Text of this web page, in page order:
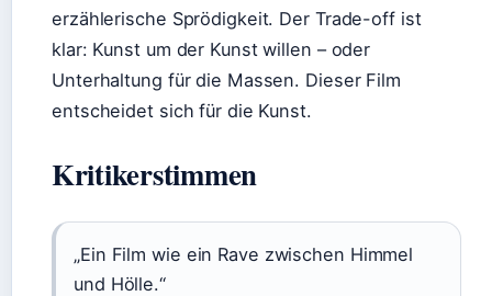
erzählerische Sprödigkeit. Der Trade-off ist
klar: Kunst um der Kunst willen – oder
Unterhaltung für die Massen. Dieser Film
entscheidet sich für die Kunst.
Kritikerstimmen
„Ein Film wie ein Rave zwischen Himmel
und Hölle.“